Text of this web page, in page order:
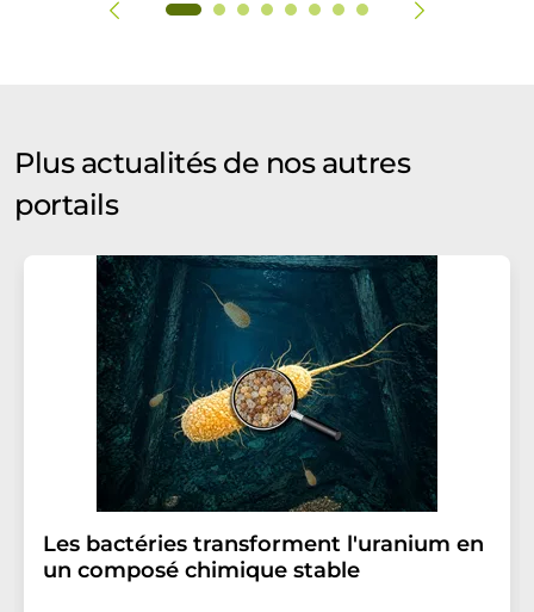
Plus actualités de nos autres
portails
Les bactéries transforment l'uranium en
un composé chimique stable